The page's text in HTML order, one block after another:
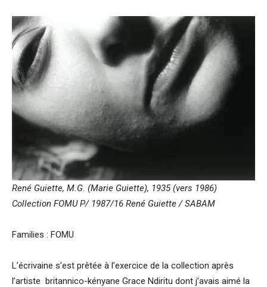
René Guiette, M.G. (Marie Guiette), 1935 (vers 1986)
Collection FOMU P/ 1987/16 René Guiette / SABAM
Families : FOMU
L’écrivaine s’est prêtée à l’exercice de la collection après
l’artiste britannico-kényane Grace Ndiritu dont j’avais aimé la